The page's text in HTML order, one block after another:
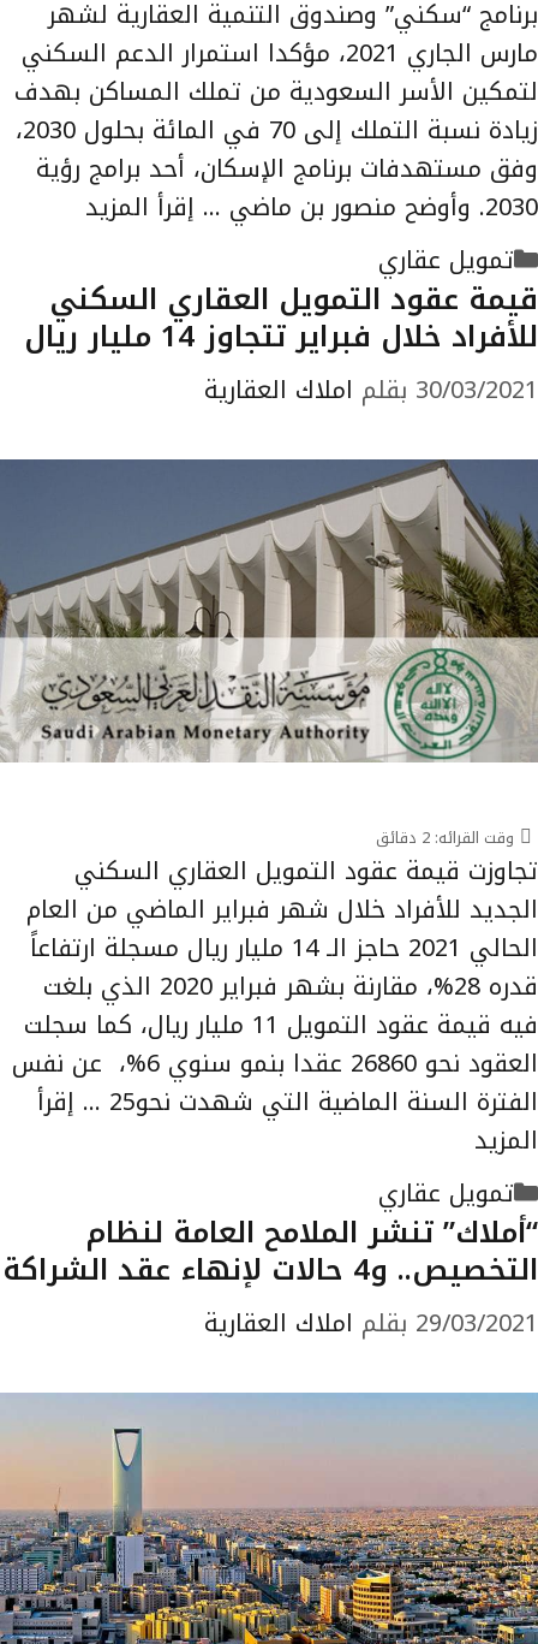
برنامج “سكني” وصندوق التنمية العقارية لشهر
مارس الجاري 2021، مؤكدا استمرار الدعم السكني
لتمكين الأسر السعودية من تملك المساكن بهدف
زيادة نسبة التملك إلى 70 في المائة بحلول 2030،
وفق مستهدفات برنامج الإسكان، أحد برامج رؤية
2030. وأوضح منصور بن ماضي …
إقرأ المزيد
التصنيفات
تمويل عقاري
قيمة عقود التمويل العقاري السكني
للأفراد خلال فبراير تتجاوز 14 مليار ريال
30/03/2021 بقلم املاك العقارية
وقت القرائه: 2 دقائق
تجاوزت قيمة عقود التمويل العقاري السكني
الجديد للأفراد خلال شهر فبراير الماضي من العام
الحالي 2021 حاجز الـ 14 مليار ريال مسجلة ارتفاعاً
قدره 28%، مقارنة بشهر فبراير 2020 الذي بلغت
فيه قيمة عقود التمويل 11 مليار ريال، كما سجلت
العقود نحو 26860 عقدا بنمو سنوي 6%، عن نفس
الفترة السنة الماضية التي شهدت نحو25 …
إقرأ
المزيد
التصنيفات
تمويل عقاري
“أملاك” تنشر الملامح العامة لنظام
التخصيص.. و4 حالات لإنهاء عقد الشراكة
29/03/2021 بقلم املاك العقارية